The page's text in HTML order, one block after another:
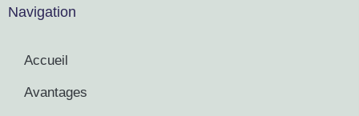
Navigation
Accueil
Avantages